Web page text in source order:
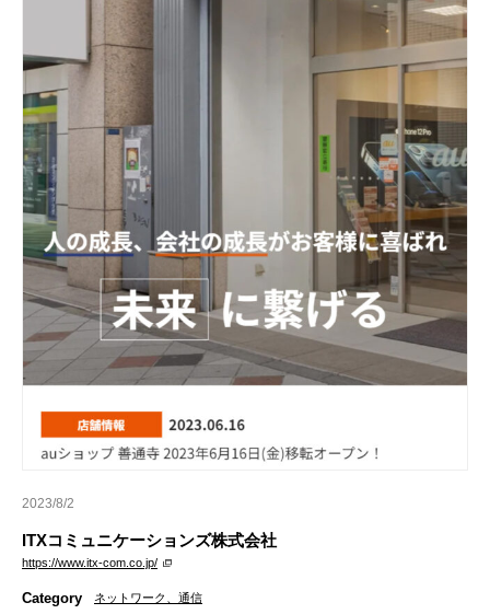
2023/8/2
ITXコミュニケーションズ株式会社
https://www.itx-com.co.jp/
Category ネットワーク、通信